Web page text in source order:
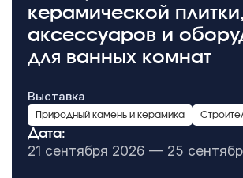
керамической плитки,
аксессуаров и
для ванных комнат
Выставка
Природный камень и керамика
Дата:
21 сентября 2026 — 25